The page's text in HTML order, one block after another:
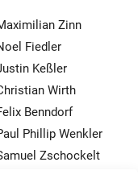
Zinn
Fiedler
Keßler
Wirth
Benndorf
Phillip Wenkler
Zschockelt